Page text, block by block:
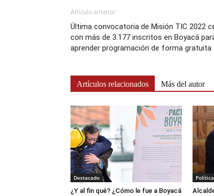
Artículo anterior
Última convocatoria de Misión TIC 2022
con más de 3.177 inscritos en Boyacá
aprender programación de forma gratuita
Artículos relacionados Más del autor
Destacado
¿Y al fin qué? ¿Cómo le fue a Boyacá
Política